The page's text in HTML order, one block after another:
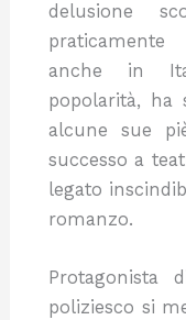
delusione
anche in
popolarità,
alcune sue
successo a
legato
romanzo.
Protagonista
poliziesco si